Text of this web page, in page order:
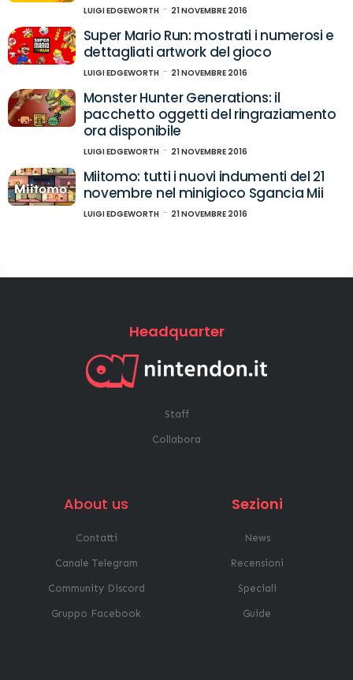
LUIGI EDGEWORTH 21 NOVEMBRE 2016
Super Mario Run: mostrati i numerosi e
dettagliati artwork del gioco
LUIGI EDGEWORTH 21 NOVEMBRE 2016
Monster Hunter Generations: il
pacchetto oggetti del ringraziamento
ora disponibile
LUIGI EDGEWORTH 21 NOVEMBRE 2016
Miitomo: tutti i nuovi indumenti del 21
novembre nel minigioco Sgancia Mii
LUIGI EDGEWORTH 21 NOVEMBRE 2016
Headquarter
Staff
Collabora
About us
Contatti
Canale Telegram
Community Discord
Gruppo Facebook
Sezioni
News
Recensioni
Speciali
Guide